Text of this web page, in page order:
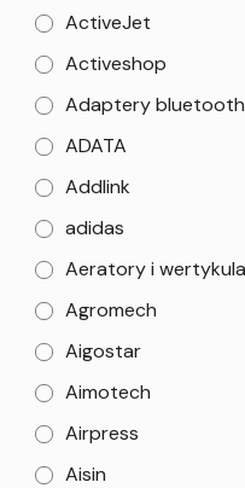
ActiveJet
Activeshop
Adaptery bluetooth
ADATA
Addlink
adidas
Aeratory i
Agromech
Aigostar
Aimotech
Airpress
Aisin